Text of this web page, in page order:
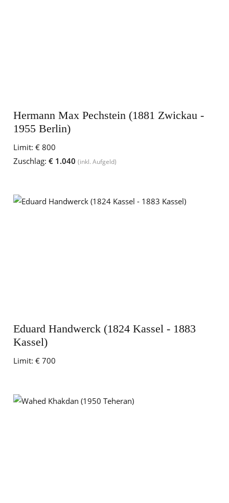
Hermann Max Pechstein (1881 Zwickau -
1955 Berlin)
Limit: € 800
Zuschlag: € 1.040 (inkl. Aufgeld)
Eduard Handwerck (1824 Kassel - 1883
Kassel)
Limit: € 700